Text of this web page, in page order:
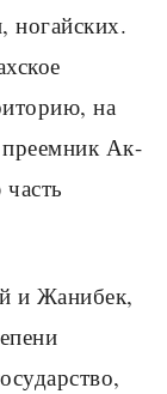
ногайских.
на
преемник Ак-
и Жанибек,